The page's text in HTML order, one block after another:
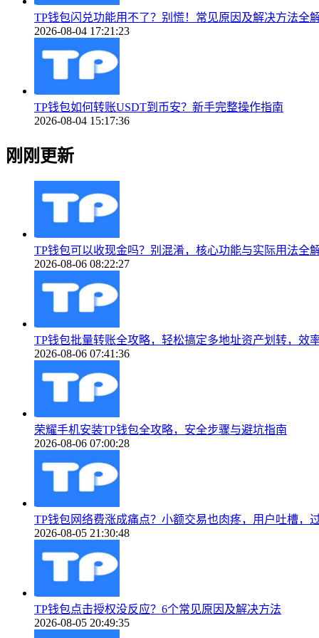
TP钱包闪兑功能用不了？别慌！常见原因及解决方法全
2026-08-04 17:21:23
TP钱包如何转账USDT到币安？新手完整操作指南
2026-08-04 15:17:36
刚刚更新
TP钱包可以收现金吗？别混淆，核心功能与实际用法全
2026-08-06 08:22:27
TP钱包批量转账全攻略，轻松搞定多地址资产划转，效
2026-08-06 07:41:36
荣耀手机安装TP钱包全攻略，安全步骤与避坑指南
2026-08-06 07:00:28
TP钱包网络费涨成痛点？小额交易也肉疼，用户吐槽，
2026-08-05 21:30:48
TP钱包点击授权没反应？6个常见原因及解决方法
2026-08-05 20:49:35